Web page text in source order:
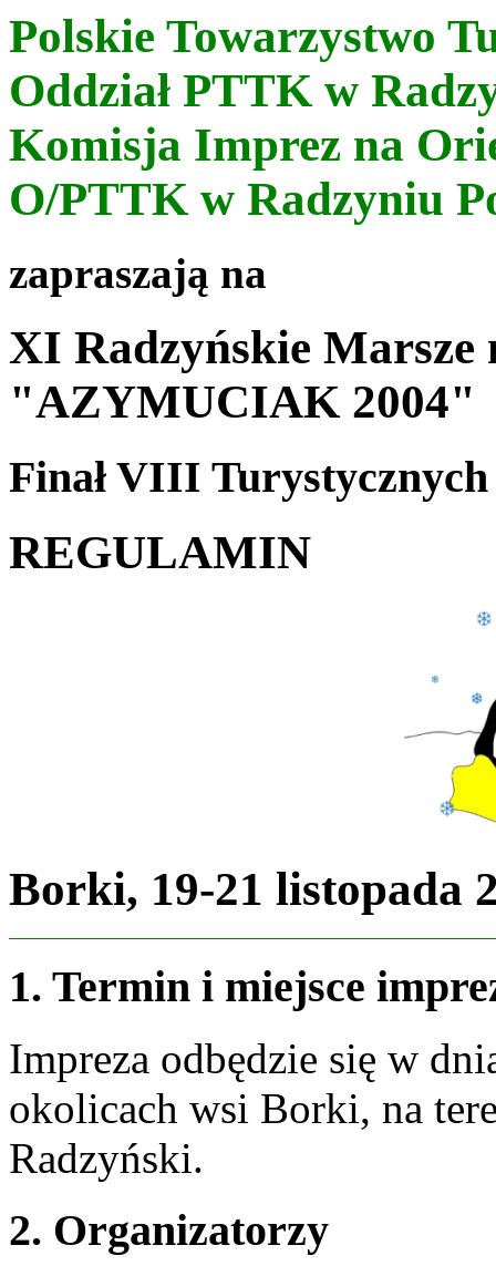
Polskie Towarzystwo
Oddział PTTK w
Komisja Imprez na
O/PTTK w Radzyniu
zapraszają na
XI Radzyńskie Marsze
"AZYMUCIAK 2004"
Finał VIII
REGULAMIN
Borki, 19-21 listopada
1. Termin i miejsce
Impreza odbędzie się w
okolicach wsi Borki, na
Radzyński.
2. Organizatorzy